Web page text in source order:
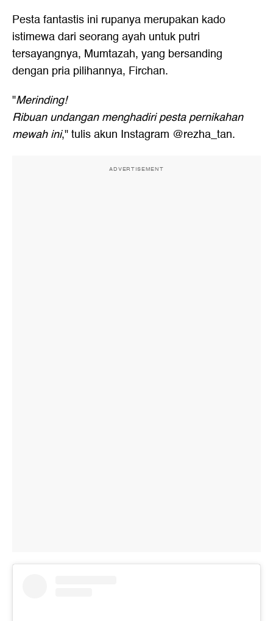
Pesta fantastis ini rupanya merupakan kado
istimewa dari seorang ayah untuk putri
tersayangnya, Mumtazah, yang bersanding
dengan pria pilihannya, Firchan.
"Merinding!
Ribuan undangan menghadiri pesta pernikahan
mewah ini," tulis akun Instagram @rezha_tan.
ADVERTISEMENT